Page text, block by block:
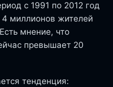
с 1991 по 2012 год
миллионов жителей
мнение, что
превышает 20
тенденция: